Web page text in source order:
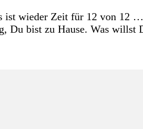
wieder Zeit für 12 von 12
Du bist zu Hause. Was